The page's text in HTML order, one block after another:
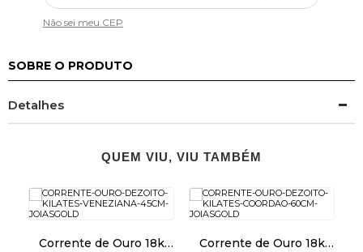
Não sei meu CEP
SOBRE O PRODUTO
Detalhes
QUEM VIU, VIU TAMBÉM
Corrente de Ouro 18k
Corrente de Ouro 18k